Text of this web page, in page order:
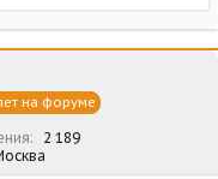
на форуме
2 189